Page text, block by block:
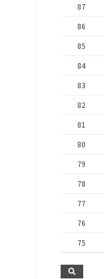
87
86
85
84
83
82
81
80
79
78
77
76
75